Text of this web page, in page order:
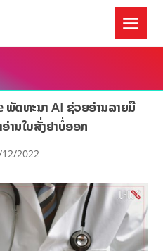
ພັດທະນາ AI ຊ່ວຍອ່ານລາຍມື
ນໃບສັ່ງຢາບໍ່ອອກ
2022